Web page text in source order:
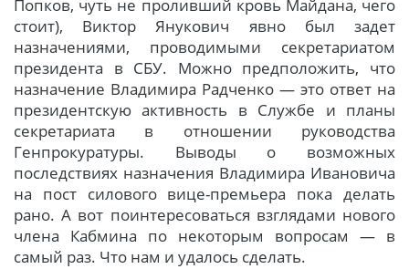
Попков, чуть не проливший кровь Майдана, чего
стоит), Виктор Янукович явно был задет
назначениями, проводимыми секретариатом
президента в СБУ. Можно предположить, что
назначение Владимира Радченко — это ответ на
президентскую активность в Службе и планы
секретариата в отношении руководства
Генпрокуратуры. Выводы о возможных
последствиях назначения Владимира Ивановича
на пост силового вице-премьера пока делать
рано. А вот поинтересоваться взглядами нового
члена Кабмина по некоторым вопросам — в
самый раз. Что нам и удалось сделать.